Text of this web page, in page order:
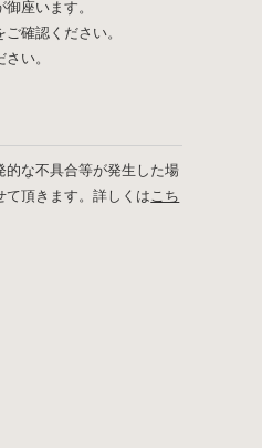
座います。
確認ください。
い。
的な不具合等が発生した場
て頂きます。詳しくはこち